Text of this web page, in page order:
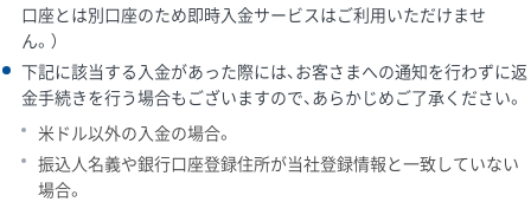
口座とは別口座のため即時入金サービスはご利用いただけませ
ん。）
下記に該当する入金があった際には、お客さまへの通知を行わずに返
金手続きを行う場合もございますので、あらかじめご了承ください。
米ドル以外の入金の場合。
振込人名義や銀行口座登録住所が当社登録情報と一致していない
場合。